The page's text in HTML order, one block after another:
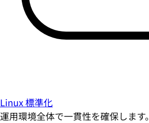
Linux 標準化
運用環境全体で一貫性を確保します。